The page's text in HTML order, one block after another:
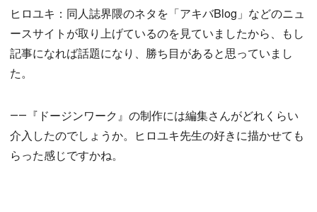
ヒロユキ：同人誌界隈のネタを「アキバBlog」などのニュ
ースサイトが取り上げているのを見ていましたから、もし
記事になれば話題になり、勝ち目があると思っていまし
た。
――『ドージンワーク』の制作には編集さんがどれくらい
介入したのでしょうか。ヒロユキ先生の好きに描かせても
らった感じですかね。